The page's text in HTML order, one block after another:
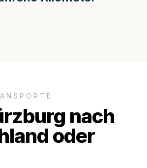
nach
oder